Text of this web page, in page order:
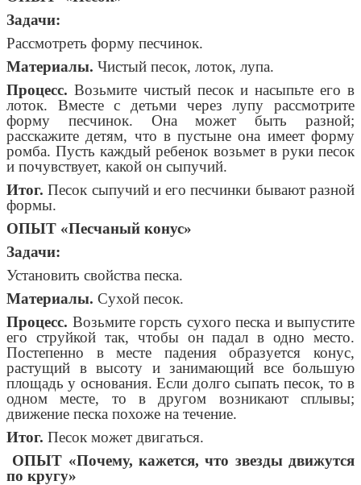
Задачи:
Рассмотреть форму песчинок.
Материалы. Чистый песок, лоток, лупа.
Процесс. Возьмите чистый песок и насыпьте его в
лоток. Вместе с детьми через лупу рассмотрите
форму песчинок. Она может быть разной;
расскажите детям, что в пустыне она имеет форму
ромба. Пусть каждый ребенок возьмет в руки песок
и почувствует, какой он сыпучий.
Итог. Песок сыпучий и его песчинки бывают разной
формы.
ОПЫТ «Песчаный конус»
Задачи:
Установить свойства песка.
Материалы. Сухой песок.
Процесс. Возьмите горсть сухого песка и выпустите
его струйкой так, чтобы он падал в одно место.
Постепенно в месте падения образуется конус,
растущий в высоту и занимающий все большую
площадь у основания. Если долго сыпать песок, то в
одном месте, то в другом возникают сплывы;
движение песка похоже на течение.
Итог. Песок может двигаться.
ОПЫТ «Почему, кажется, что звезды движутся
по кругу»